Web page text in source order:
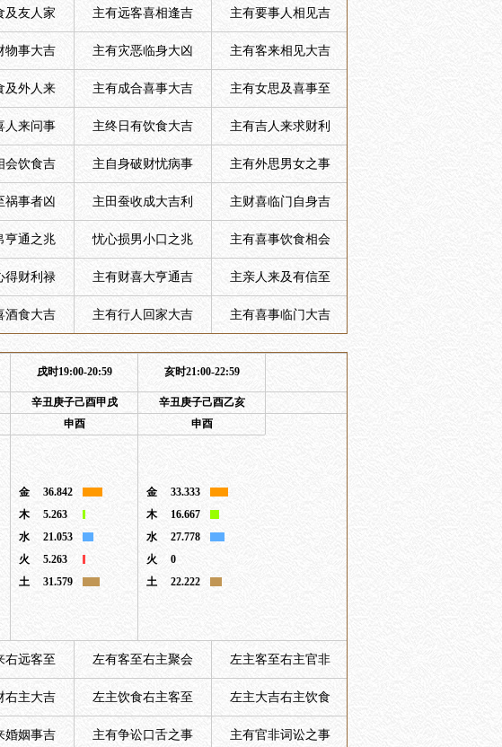
及友人家 主有远客喜相逢吉 主有要事人相见吉
物事大吉 主有灾恶临身大凶 主有客来相见大吉
及外人来 主有成合喜事大吉 主有女思及喜事至
人来问事 主终日有饮食大吉 主有吉人来求财利
会饮食吉 主自身破财忧病事 主有外思男女之事
祸事者凶 主田蚕收成大吉利 主财喜临门自身吉
亨通之兆 忧心损男小口之兆 主有喜事饮食相会
得财利禄 主有财喜大亨通吉 主亲人来及有信至
酒食大吉 主有行人回家大吉 主有喜事临门大吉
戌时19:00-20:59 亥时21:00-22:59
辛丑庚子己酉甲戌
辛丑庚子己酉乙亥
申酉 申酉
金
36.842
木
5.263
水
21.053
火
5.263
土
31.579
金
33.333
木
16.667
水
27.778
火
0
土
22.222
右远客至 左有客至右主聚会 左主客至右主官非
右主大吉 左主饮食右主客至 左主大吉右主饮食
婚姻事吉 主有争讼口舌之事 主有官非词讼之事